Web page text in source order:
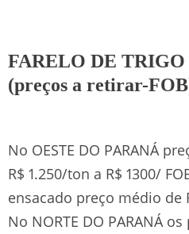
FARELO DE
(preços a retirar-
No OESTE DO PARANÁ
R$ 1.250/ton a R$ 1300/
ensacado preço médio de
No NORTE DO PARANÁ